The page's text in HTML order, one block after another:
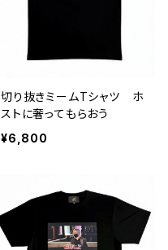
切り抜きミームTシャツ ホ
ストに奢ってもらおう
¥6,800